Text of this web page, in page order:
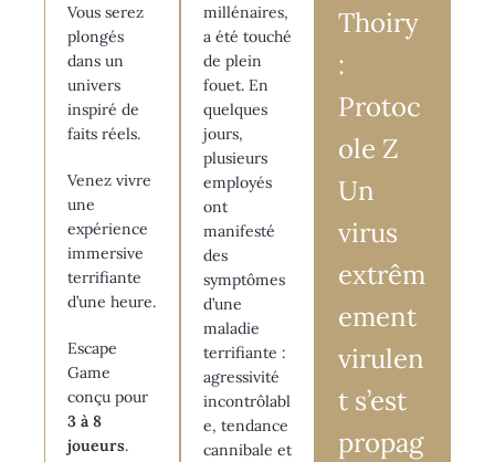
Vous serez
plongés
dans un
univers
inspiré de
faits réels.
Venez vivre
une
expérience
immersive
terrifiante
d’une heure.
Escape
Game
conçu pour
3 à 8
joueurs.
millénaires,
a été touché
de plein
fouet. En
quelques
jours,
plusieurs
employés
ont
manifesté
des
symptômes
d’une
maladie
terrifiante :
agressivité
incontrôlabl
e, tendance
cannibale et
Thoiry
:
Protoc
ole Z
Un
virus
extrêm
ement
virulen
t s’est
propag